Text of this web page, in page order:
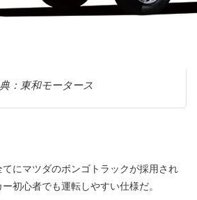
：東和モータース
にマツダのボンゴトラックが採用され
初心者でも運転しやすい仕様だ。